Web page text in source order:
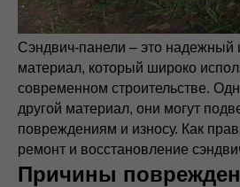
Сэндвич-панели – это надежный
материал, который широко
современном строительстве.
другой материал, они могут
повреждениям и износу. Как
ремонт и восстановление
Причины